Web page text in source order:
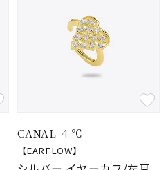
CANAL ４℃
【EARFLOW】